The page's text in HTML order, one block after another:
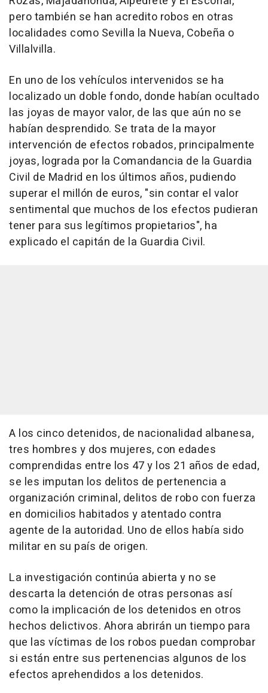
pero también se han acredito robos en otras
localidades como Sevilla la Nueva, Cobeña o
Villalvilla.
En uno de los vehículos intervenidos se ha
localizado un doble fondo, donde habían ocultado
las joyas de mayor valor, de las que aún no se
habían desprendido. Se trata de la mayor
intervención de efectos robados, principalmente
joyas, lograda por la Comandancia de la Guardia
Civil de Madrid en los últimos años, pudiendo
superar el millón de euros, "sin contar el valor
sentimental que muchos de los efectos pudieran
tener para sus legítimos propietarios", ha
explicado el capitán de la Guardia Civil.
A los cinco detenidos, de nacionalidad albanesa,
tres hombres y dos mujeres, con edades
comprendidas entre los 47 y los 21 años de edad,
se les imputan los delitos de pertenencia a
organización criminal, delitos de robo con fuerza
en domicilios habitados y atentado contra
agente de la autoridad. Uno de ellos había sido
militar en su país de origen.
La investigación continúa abierta y no se
descarta la detención de otras personas así
como la implicación de los detenidos en otros
hechos delictivos. Ahora abrirán un tiempo para
que las víctimas de los robos puedan comprobar
si están entre sus pertenencias algunos de los
efectos aprehendidos a los detenidos.